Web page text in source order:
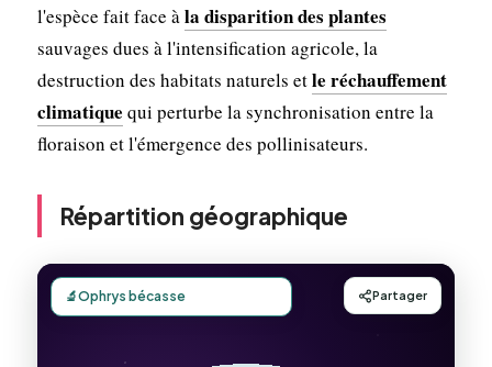
l'espèce fait face àla disparition des plantes
sauvages dues à l'intensification agricole, la
destruction des habitats naturels etle réchauffement
climatique qui perturbe la synchronisation entre la
floraison et l'émergence des pollinisateurs.
Répartition géographique